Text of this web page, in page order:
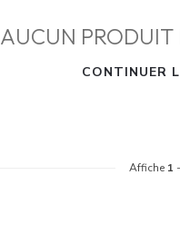
AUCUN PRODUIT
CONTINUER
Affiche 1 -